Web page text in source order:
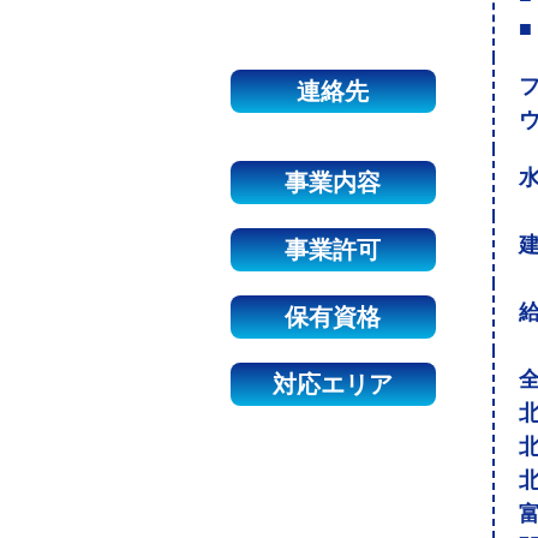
■
連絡先
事業内容
事業許可
保有資格
対応エリア